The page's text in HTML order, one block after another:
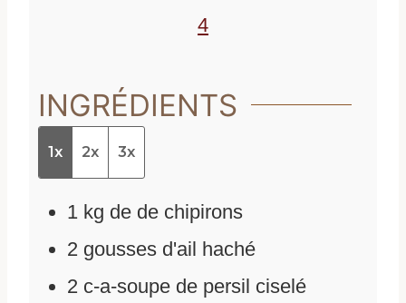
4
INGRÉDIENTS
1x 2x 3x
1 kg de de chipirons
2 gousses d'ail haché
2 c-a-soupe de persil ciselé